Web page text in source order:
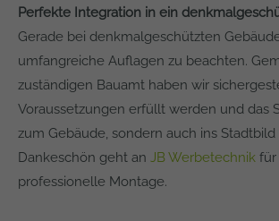
Perfekte Integration in ein
Gerade bei denkmalgeschützten
umfangreiche Auflagen zu beachten.
zuständigen Bauamt haben wir
Voraussetzungen erfüllt werden und das
zum Gebäude, sondern auch ins Stadtbild
Dankeschön geht an JB Werbetechnik für
professionelle Montage.